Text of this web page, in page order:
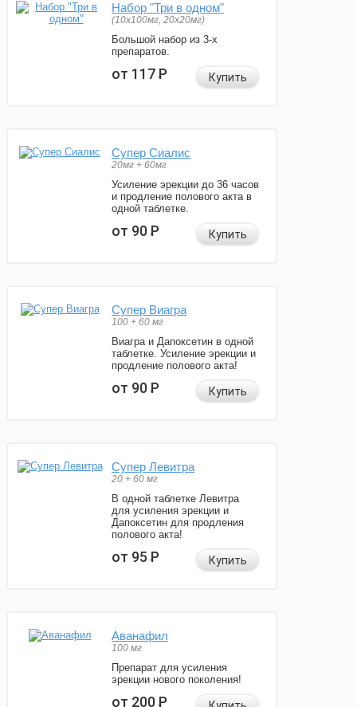
Набор "Три в одном"
(10x100мг, 20x20мг)
Большой набор из 3-х
препаратов.
от 117Р Купить
Супер Сиалис
20мг + 60мг
Усиление эрекции до 36 часов
и продление полового акта в
одной таблетке.
от 90Р Купить
Супер Виагра
100 + 60 мг
Виагра и Дапоксетин в одной
таблетке. Усиление эрекции и
продление полового акта!
от 90Р Купить
Супер Левитра
20 + 60 мг
В одной таблетке Левитра
для усиления эрекции и
Дапоксетин для продления
полового акта!
от 95Р Купить
Аванафил
100 мг
Препарат для усиления
эрекции нового поколения!
от 200Р